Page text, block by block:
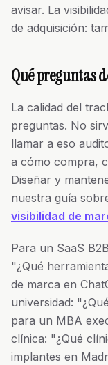
avisar. La
de adquisición:
Qué preguntas
La calidad del
preguntas. No
llamar a eso
a cómo compra,
Diseñar y
nuestra guía
visibilidad de
Para un SaaS
"¿Qué
de marca en
universidad:
para un MBA
clínica: "¿Qué
implantes en